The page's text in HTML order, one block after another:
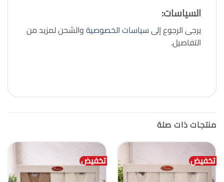
السياسات:
يرجى الرجوع إلىسياسات الخصوصيةوالشحن لمزيد من
التفاصيل.
منتجات ذات صلة
تخفيض تخفيض